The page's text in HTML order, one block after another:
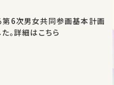
6次男女共同参画基本計画
。詳細はこちら